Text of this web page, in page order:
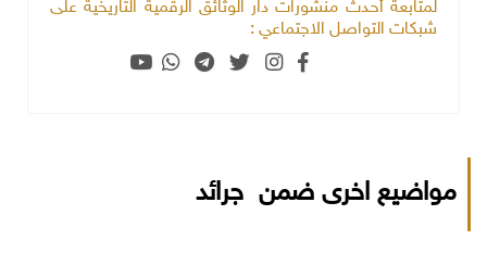
لمتابعة أحدث منشورات دار الوثائق الرقمية التاريخية على
شبكات التواصل الاجتماعي :
مواضيع اخرى ضمن جرائد